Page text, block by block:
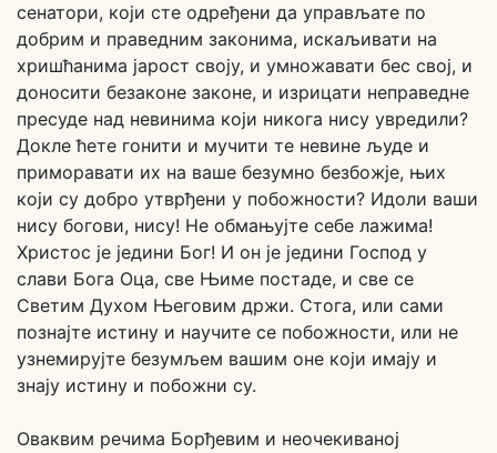
сенатори, који сте одређени да управљате по
добрим и праведним законима, искаљивати на
хришћанима јарост своју, и умножавати бес свој, и
доносити безаконе законе, и изрицати неправедне
пресуде над невинима који никога нису увредили?
Докле ћете гонити и мучити те невине људе и
приморавати их на ваше безумно безбожје, њих
који су добро утврђени у побожности? Идоли ваши
нису богови, нису! Не обмањујте себе лажима!
Христос је једини Бог! И он је једини Господ у
слави Бога Оца, све Њиме постаде, и све се
Светим Духом Његовим држи. Стога, или сами
познајте истину и научите се побожности, или не
узнемирујте безумљем вашим оне који имају и
знају истину и побожни су.
Оваквим речима Борђевим и неочекиваној